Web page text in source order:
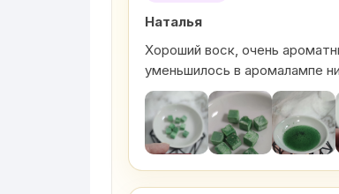
Наталья
Хороший воск, очень
уменьшилось в аромалампе